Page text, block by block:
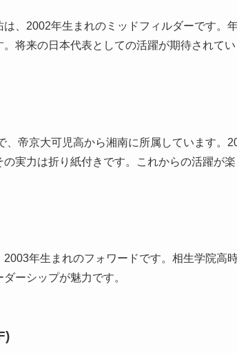
、2002年生まれのミッドフィルダーです。
将来の日本代表としての活躍が期待されてい
、帝京大可児高から湘南に所属しています。
実力は折り紙付きです。これからの活躍が楽
年生まれのフォワードです。相生学院高
ーシップが魅力です。